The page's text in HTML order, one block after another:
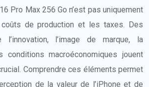
Pro Max 256 Go n’est pas uniquement
de production et les taxes. Des
l’image de marque, la
macroéconomiques jouent
Comprendre ces éléments permet
de la valeur de l’iPhone et de